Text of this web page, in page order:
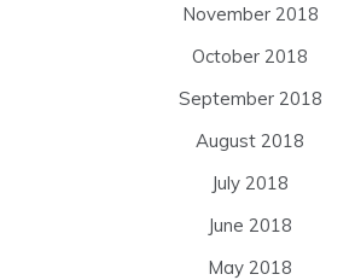
November 2018
October 2018
September 2018
August 2018
July 2018
June 2018
May 2018